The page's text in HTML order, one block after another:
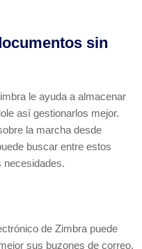
sin
le ayuda a almacenar
así gestionarlos mejor.
la marcha desde
buscar entre estos
necesidades.
de Zimbra puede
sus buzones de correo,